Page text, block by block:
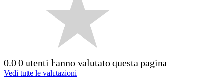
0.00 utenti hanno valutato questa pagina
Vedi tutte le valutazioni